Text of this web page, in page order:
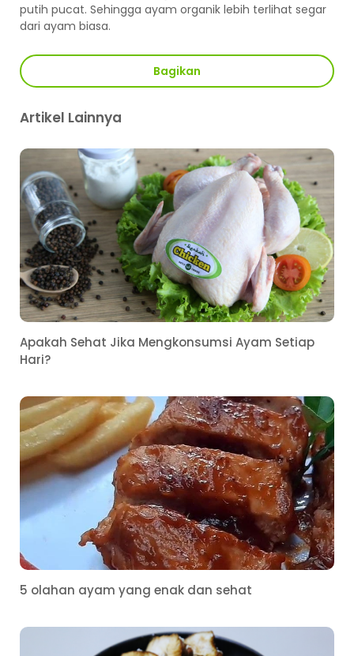
putih pucat. Sehingga ayam organik lebih terlihat segar
dari ayam biasa.
Bagikan
Artikel Lainnya
Apakah Sehat Jika Mengkonsumsi Ayam Setiap
Hari?
5 olahan ayam yang enak dan sehat